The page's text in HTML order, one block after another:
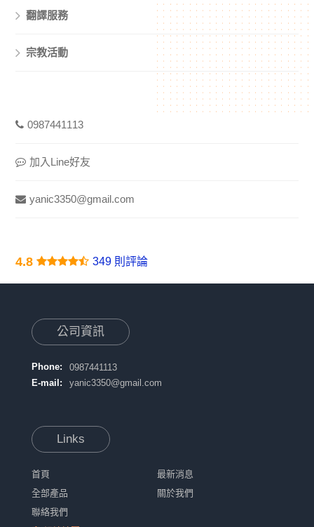
翻譯服務
宗教活動
0987441113
加入Line好友
yanic3350@gmail.com
4.8 349 則評論
公司資訊
Phone:
0987441113
E-mail:
yanic3350@gmail.com
Links
首頁
最新消息
全部產品
關於我們
聯絡我們